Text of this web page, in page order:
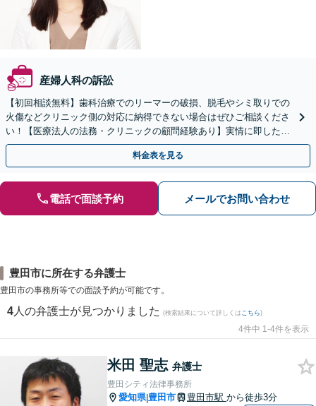
産婦人科の訴訟
【初回相談無料】歯科治療でのリーマーの破損、脱毛やシミ取りでの
火傷などクリニック側の対応に納得できない場合はぜひご相談くださ
い！【医療法人の法務・クリニックの顧問経験あり】実情に即したア
ドバイスで、納得のできるトラブルの解決を目指します。
料金表を見る
電話で面談予約 メールでお問い合わせ
豊田市に所在する弁護士
豊田市の事務所等での面談予約が可能です。
4 人の弁護士が見つかりました (検索結果について詳しくは こちら)
4件中 1-4件を表示
米田 聖志 弁護士
豊田シティ法律事務所
愛知県|豊田市 豊田市駅 から徒歩3分